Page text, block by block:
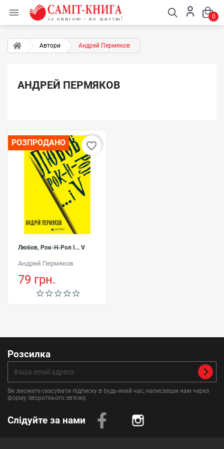
 0
Автори Андрей Пермяков
АНДРЕЙ ПЕРМЯКОВ
Любов, Рок-Н-Рол І... V
Андрей Пермяков
79 грн.
РОЗПРОДАНО favorite_border
Розсилка
Ви зможете скасувати підписку в будь-який час, написавши нам через
форму зворотнього зв'язку.
Слідуйте за нами